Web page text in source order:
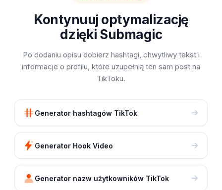
Kontynuuj optymalizację
dzięki Submagic
Po dodaniu opisu dobierz hashtagi, chwytliwy tekst i
informacje o profilu, które uzupełnią ten sam post na
TikToku.
Generator hashtagów TikTok
Generator Hook Video
Generator nazw użytkowników TikTok